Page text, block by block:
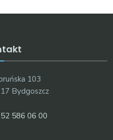
103
Bydgoszcz
52 586 06 00